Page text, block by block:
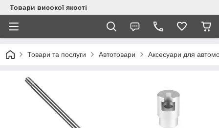
Товари високої якості
Товари та послуги Автотовари Аксесуари для